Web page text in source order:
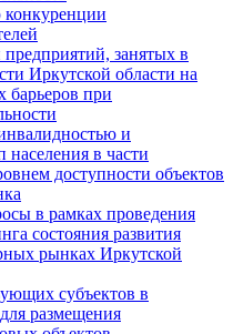
конкуренции
занятых в
Иркутской области на
барьеров при
и
в части
доступности объектов
в рамках проведения
состояния развития
рынках Иркутской
субъектов в
размещения